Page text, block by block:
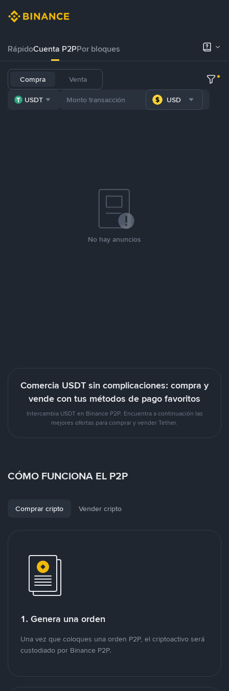
RápidoCuenta P2PPor bloques
Compra Venta
USDT USD
No hay anuncios
Comercia USDT sin complicaciones: compra y
vende con tus métodos de pago favoritos
Intercambia USDT en Binance P2P. Encuentra a continuación las
mejores ofertas para comprar y vender Tether.
CÓMO FUNCIONA EL P2P
Comprar cripto Vender cripto
1. Genera una orden
Una vez que coloques una orden P2P, el criptoactivo será
custodiado por Binance P2P.